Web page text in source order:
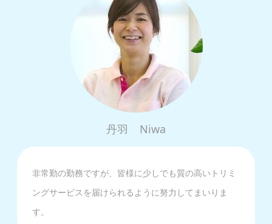
丹羽 Niwa
非常勤の勤務ですが、皆様に少しでも質の高いトリミ
ングサービスを届けられるように努力してまいりま
す。